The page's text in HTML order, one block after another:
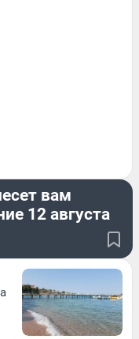
вам
12 августа